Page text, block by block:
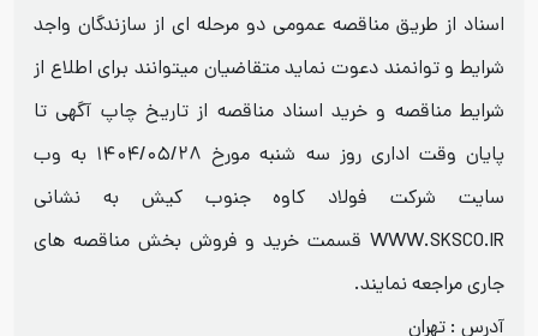
اسناد از طریق مناقصه عمومی دو مرحله ای از سازندگان واجد
شرایط و توانمند دعوت نماید متقاضیان میتوانند برای اطلاع از
شرایط مناقصه و خرید اسناد مناقصه از تاریخ چاپ آگهی تا
پایان وقت اداری روز سه شنبه مورخ ۱۴۰۴/۰۵/۲۸ به وب
سایت شرکت فولاد کاوه جنوب کیش به نشانی
WWW.SKSCO.IR قسمت خرید و فروش بخش مناقصه های
جاری مراجعه نمایند.
آدرس : تهران